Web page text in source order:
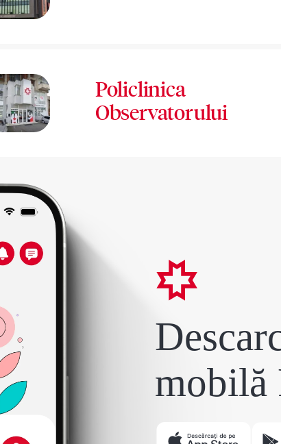
Policlinica
Observatorului
mobilă